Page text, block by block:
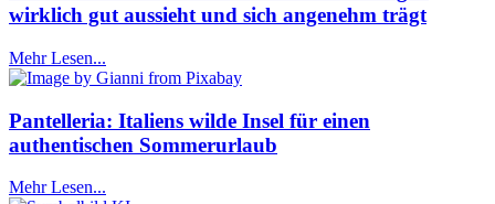
wirklich gut aussieht und sich angenehm trägt
Mehr Lesen...
Pantelleria: Italiens wilde Insel für einen
authentischen Sommerurlaub
Mehr Lesen...